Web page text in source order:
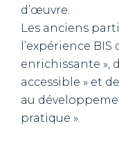
d’œuvre.
Les anciens
l’expérience
enrichissante »,
accessible » et
au
pratique ».